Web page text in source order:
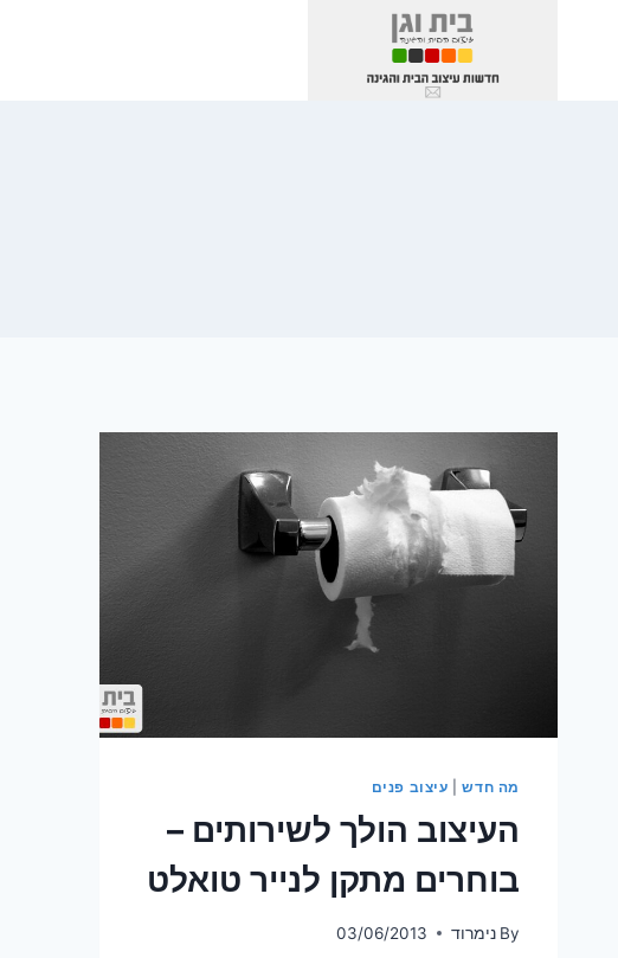
מה חדש| עיצוב פנים
העיצוב הולך לשירותים –
בוחרים מתקן לנייר טואלט
By נימרוד 03/06/2013